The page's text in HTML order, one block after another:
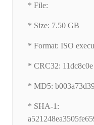
* File:
* Size: 7.50 GB
* Format: ISO
* CRC32: 11dc8c0e
* MD5:
* SHA-1: